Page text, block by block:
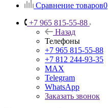
Сравнение товаров0
+7 965 815-55-88
Назад
Телефоны
+7 965 815-55-88
+7 812 244-93-35
MAX
Telegram
WhatsApp
Заказать звонок